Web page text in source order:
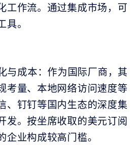
工作流。通过集成市场，可
。
成本：作为国际厂商，其
考量、本地网络访问速度等
、钉钉等国内生态的深度集
发。按坐席收取的美元订阅
业构成较高门槛。